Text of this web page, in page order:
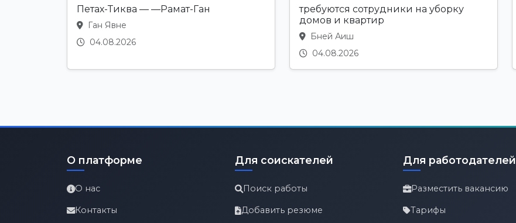
Петах-Тиква — —Рамат-Ган
Ган Явне
04.08.2026
требуются сотрудники на уборку
домов и квартир
Бней Аиш
04.08.2026
О платформе
О нас
Контакты
Для соискателей
Поиск работы
Добавить резюме
Для работодателей
Разместить вакансию
Тарифы